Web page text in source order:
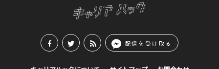
配信を受け取る